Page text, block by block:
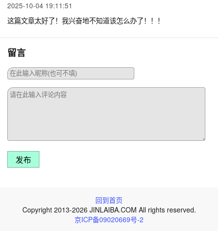
2025-10-04 19:11:51
这篇文章太好了！我兴奋地不知道该怎么办了！！！
留言
发布
回到首页
Copyright 2013-2026 JINLAIBA.COM All rights reserved.
京ICP备09020669号-2